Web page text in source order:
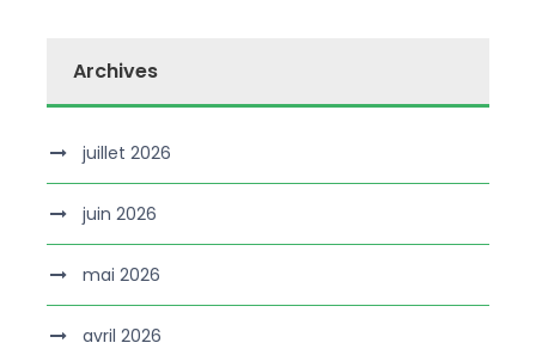
Archives
juillet 2026
juin 2026
mai 2026
avril 2026